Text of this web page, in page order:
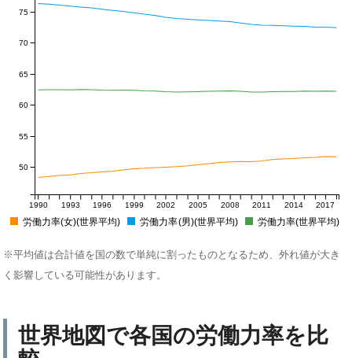
1990 1993 1996 1999 2002 2005 2008 2011 2014 2017
50
55
60
65
70
75
労働力率(女)(世界平均) 労働力率(男)(世界平均) 労働力率(世界平均)
※平均値は合計値を国の数で単純に割ったものとなるため、外れ値が大き
く影響している可能性があります。
世界地図で各国の労働力率を比